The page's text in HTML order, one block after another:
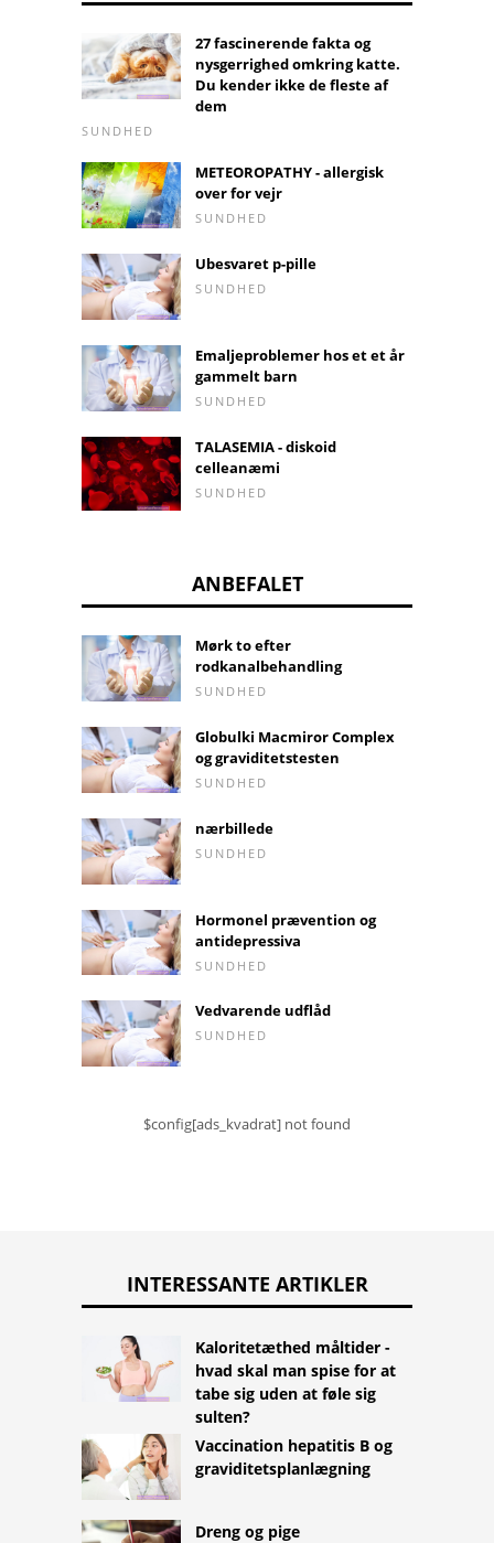
27 fascinerende fakta og
nysgerrighed omkring katte.
Du kender ikke de fleste af
dem
SUNDHED
METEOROPATHY - allergisk
over for vejr
SUNDHED
Ubesvaret p-pille
SUNDHED
Emaljeproblemer hos et et år
gammelt barn
SUNDHED
TALASEMIA - diskoid
celleanæmi
SUNDHED
ANBEFALET
Mørk to efter
rodkanalbehandling
SUNDHED
Globulki Macmiror Complex
og graviditetstesten
SUNDHED
nærbillede
SUNDHED
Hormonel prævention og
antidepressiva
SUNDHED
Vedvarende udflåd
SUNDHED
$config[ads_kvadrat] not found
INTERESSANTE ARTIKLER
Kaloritetæthed måltider -
hvad skal man spise for at
tabe sig uden at føle sig
sulten?
Vaccination hepatitis B og
graviditetsplanlægning
Dreng og pige